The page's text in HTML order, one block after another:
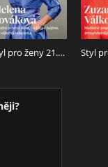
Styl pro ženy 21.7.2026